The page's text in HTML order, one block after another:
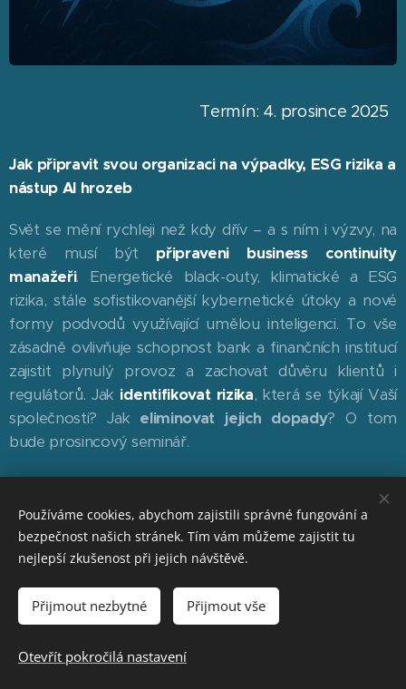
Termín: 4. prosince 2025
Jak připravit svou organizaci na výpadky, ESG rizika a
nástup AI hrozeb
Svět se mění rychleji než kdy dřív – a s ním i výzvy, na
které musí být připraveni business continuity
manažeři. Energetické black-outy, klimatické a ESG
rizika, stále sofistikovanější kybernetické útoky a nové
formy podvodů využívající umělou inteligenci. To vše
zásadně ovlivňuje schopnost bank a finančních institucí
zajistit plynulý provoz a zachovat důvěru klientů i
regulátorů. Jak identifikovat rizika, která se týkají Vaší
společnosti? Jak eliminovat jejich dopady? O tom
bude prosincový seminář.
Více zde
Podvody v platebním
styku
Používáme cookies, abychom zajistili správné fungování a
bezpečnost našich stránek. Tím vám můžeme zajistit tu
nejlepší zkušenost při jejich návštěvě.
Přijmout nezbytné Přijmout vše
Otevřít pokročilá nastavení